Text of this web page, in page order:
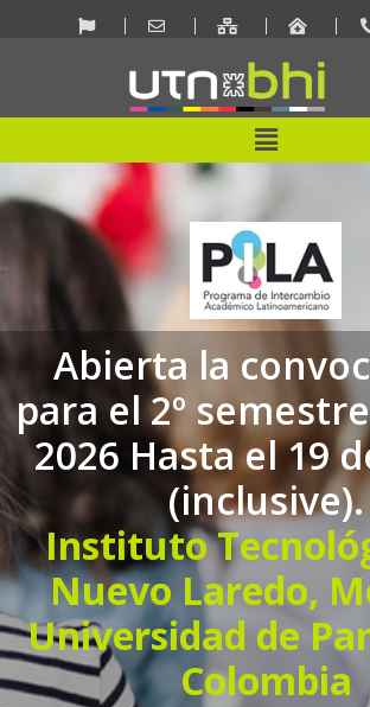
Menu
Abierta la
para el 2º
2026 Hasta el 19
(inclusive).
Instituto
Nuevo Laredo,
Universidad de
Colombia